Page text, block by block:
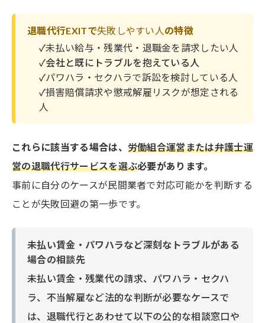
退職代行EXITで失敗しやすい人 の特徴
✓未払い給与・残業代・退職金を請求したい人
✓会社と既にトラブルを抱えている人
✓パワハラ・セクハラで訴訟を検討している人
✓損害賠償請求や懲戒解雇リスクが想定される
人
これらに該当する場合は、 労働組合運営または弁護士運
営の退職代行サービスを選ぶ必要があります。
事前に自分のケースが民間業者で対応可能かを判断する
ことが失敗回避の第一歩です。
未払い賃金・パワハラなど深刻なトラブルがある
場合の相談先
未払い賃金・残業代の請求、パワハラ・セクハ
ラ、不当解雇など法的な判断が必要なケースで
は、退職代行とあわせて以下の公的な相談窓口や